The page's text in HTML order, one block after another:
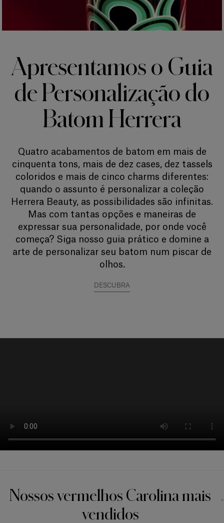
Apresentamos o Guia
de Personalização do
Batom Herrera
Quatro acabamentos de batom em mais de
cinquenta tons, mais de dez cases, dez tassels
coloridos e mais de cinco charms diferentes:
quando o assunto é personalizar a coleção
Herrera Beauty, as possibilidades são infinitas.
Mas com tantas opções e maneiras de
expressar sua personalidade, por onde você
começa? Siga nosso guia prático e domine a
arte de personalizar seu batom num piscar de
olhos.
DESCUBRA
Nossos vermelhos Carolina mais
vendidos